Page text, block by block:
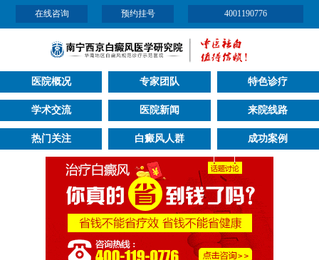
在线咨询 预约挂号 4001190776
医院概况 专家团队 特色诊疗
学术交流 医院新闻 来院线路
热门关注 白癜风人群 成功案例